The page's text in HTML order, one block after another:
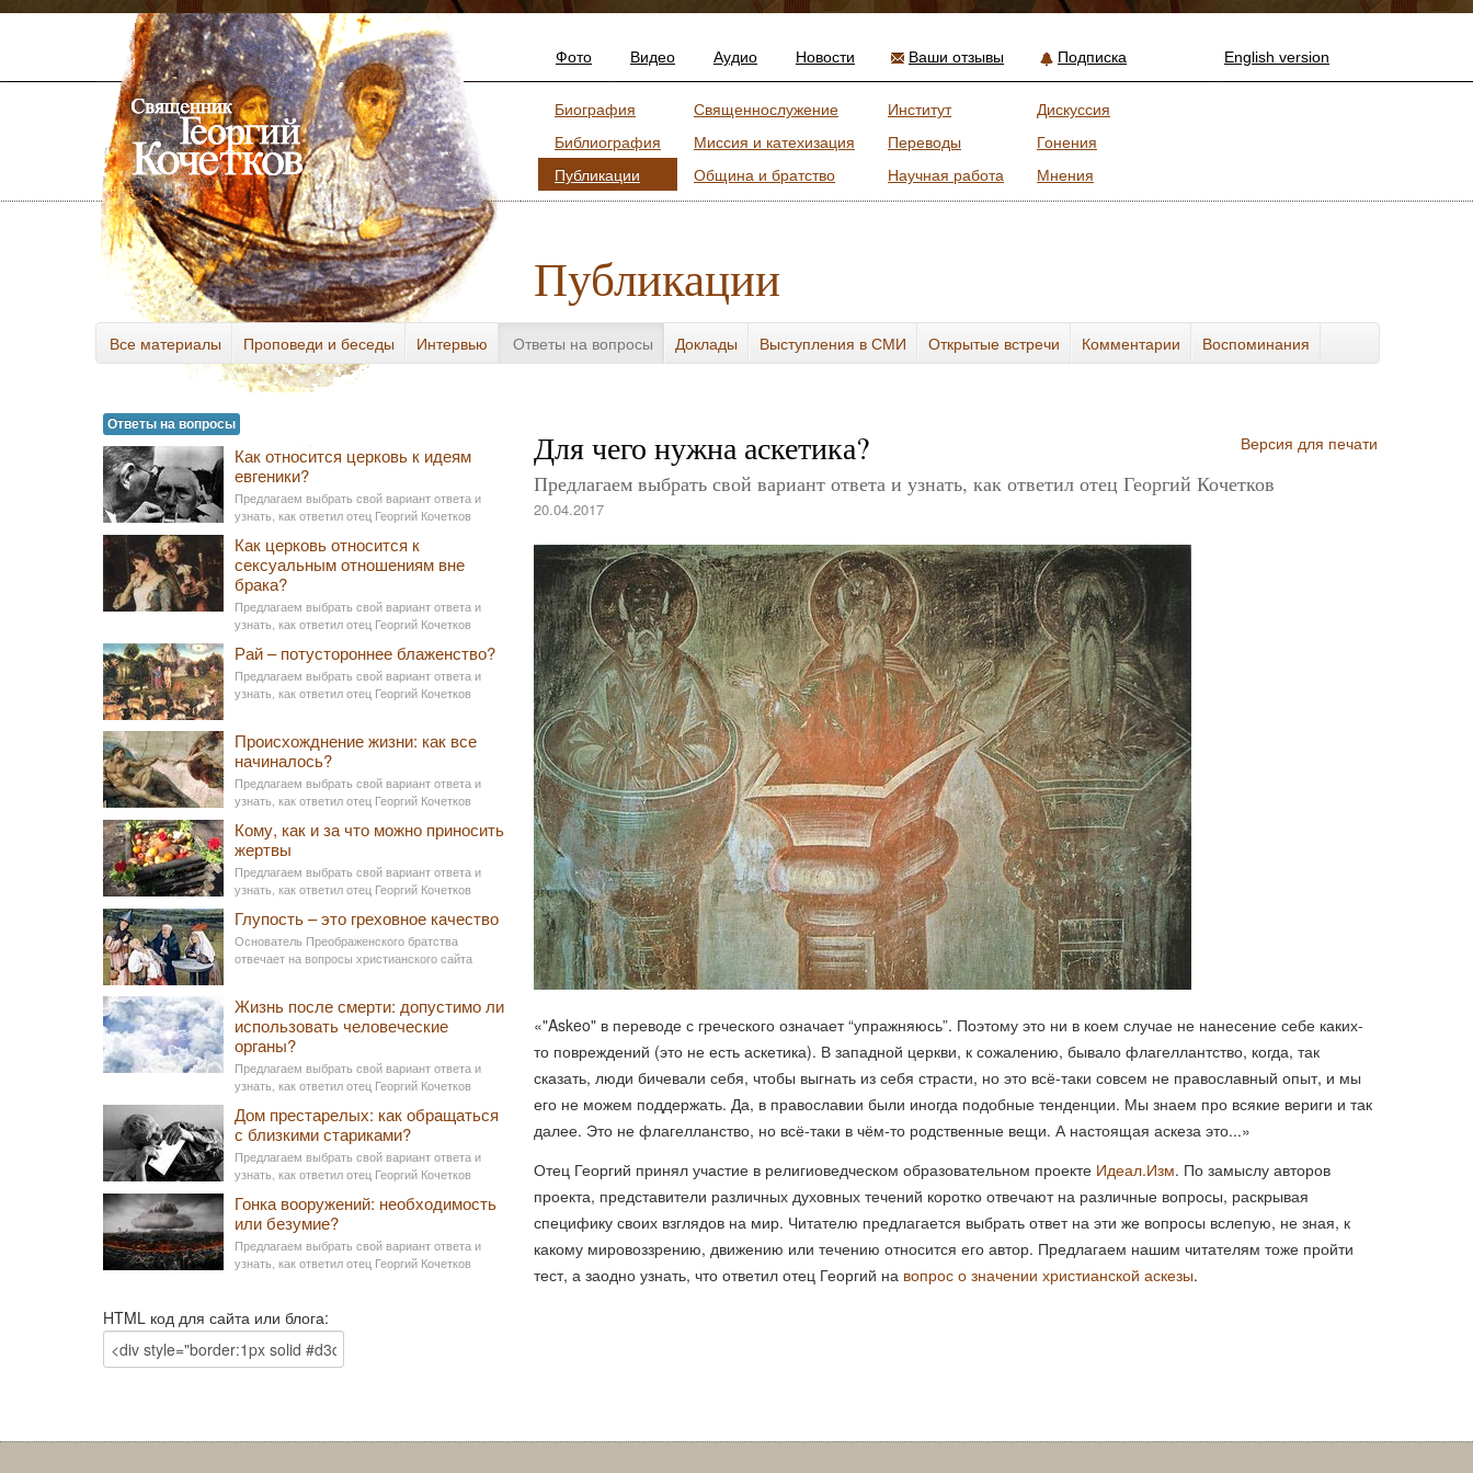
Фото Видео Аудио Новости Ваши отзывы Подписка English version
Биография
Библиография
Публикации
Священнослужение
Миссия и катехизация
Община и братство
Институт
Переводы
Научная работа
Дискуссия
Гонения
Мнения
Публикации
Все материалы Проповеди и беседы Интервью Ответы на вопросы Доклады Выступления в СМИ Открытые встречи Комментарии
Воспоминания
Версия для печати
Для чего нужна аскетика?
Предлагаем выбрать свой вариант ответа и узнать, как ответил отец Георгий Кочетков
20.04.2017
«"Askeo" в переводе с греческого означает “упражняюсь”. Поэтому это ни в коем случае не нанесение себе каких-
то повреждений (это не есть аскетика). В западной церкви, к сожалению, бывало флагеллантство, когда, так
сказать, люди бичевали себя, чтобы выгнать из себя страсти, но это всё-таки совсем не православный опыт, и мы
его не можем поддержать. Да, в православии были иногда подобные тенденции. Мы знаем про всякие вериги и так
далее. Это не флагелланство, но всё-таки в чём-то родственные вещи. А настоящая аскеза это...»
Отец Георгий принял участие в религиоведческом образовательном проекте Идеал.Изм. По замыслу авторов
проекта, представители различных духовных течений коротко отвечают на различные вопросы, раскрывая
специфику своих взглядов на мир. Читателю предлагается выбрать ответ на эти же вопросы вслепую, не зная, к
какому мировоззрению, движению или течению относится его автор. Предлагаем нашим читателям тоже пройти
тест, а заодно узнать, что ответил отец Георгий на вопрос о значении христианской аскезы.
Ответы на вопросы
Как относится церковь к идеям
евгеники?
Предлагаем выбрать свой вариант ответа и
узнать, как ответил отец Георгий Кочетков
Как церковь относится к
сексуальным отношениям вне
брака?
Предлагаем выбрать свой вариант ответа и
узнать, как ответил отец Георгий Кочетков
Рай – потустороннее блаженство?
Предлагаем выбрать свой вариант ответа и
узнать, как ответил отец Георгий Кочетков
Происхожднение жизни: как все
начиналось?
Предлагаем выбрать свой вариант ответа и
узнать, как ответил отец Георгий Кочетков
Кому, как и за что можно приносить
жертвы
Предлагаем выбрать свой вариант ответа и
узнать, как ответил отец Георгий Кочетков
Глупость – это греховное качество
Основатель Преображенского братства
отвечает на вопросы христианского сайта
Жизнь после смерти: допустимо ли
использовать человеческие
органы?
Предлагаем выбрать свой вариант ответа и
узнать, как ответил отец Георгий Кочетков
Дом престарелых: как обращаться
с близкими стариками?
Предлагаем выбрать свой вариант ответа и
узнать, как ответил отец Георгий Кочетков
Гонка вооружений: необходимость
или безумие?
Предлагаем выбрать свой вариант ответа и
узнать, как ответил отец Георгий Кочетков
HTML код для сайта или блога: